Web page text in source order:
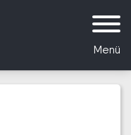
Menü